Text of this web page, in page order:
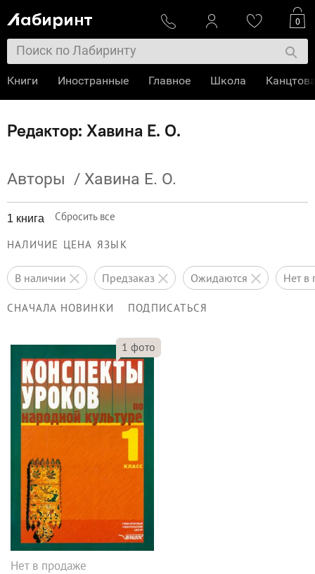
Редактор: Хавина Е. О.
Авторы / Хавина Е. О.
1 книга Сбросить все
НАЛИЧИЕ ЦЕНА ЯЗЫК
в наличии предзаказ ожидаются нет
СНАЧАЛА НОВИНКИ ПОДПИСАТЬСЯ
1 фото
Нет в продаже
0
Книги Иностранные Главное Школа